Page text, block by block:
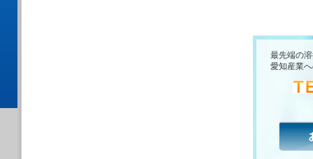
最先端の
愛知産業